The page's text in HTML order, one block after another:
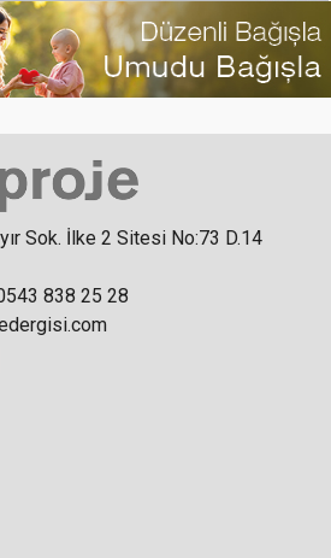
yeni genel müdürü
liderlerini İstanbul’da
buluşturdu
yıl kutlamaları iptal edildi
Sok. İlke 2 Sitesi No:73 D.14
838 25 28